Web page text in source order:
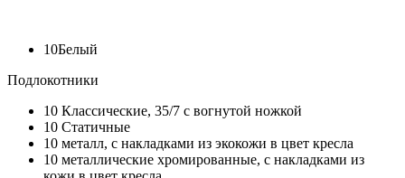
10Белый
Подлокотники
10 Классические, 35/7 с вогнутой ножкой
10 Статичные
10 металл, с накладками из экокожи в цвет кресла
10 металлические хромированные, с накладками из